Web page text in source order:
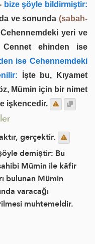
bize şöyle bildirmiştir:
ve sonunda (sabah-
yeri ve
ehinden ise
ise Cehennemdeki
İşte bu, Kıyamet
Mümin için bir nimet
işkencedir.
gerçektir.
demiştir: Bu
Mümin ile kâfir
bulunan Mümin
varacağı
muhtemeldir.